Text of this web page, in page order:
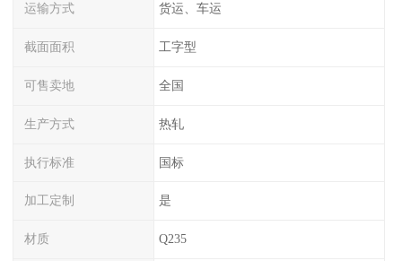
运输方式 货运、车运
截面面积 工字型
可售卖地 全国
生产方式 热轧
执行标准 国标
加工定制 是
材质 Q235